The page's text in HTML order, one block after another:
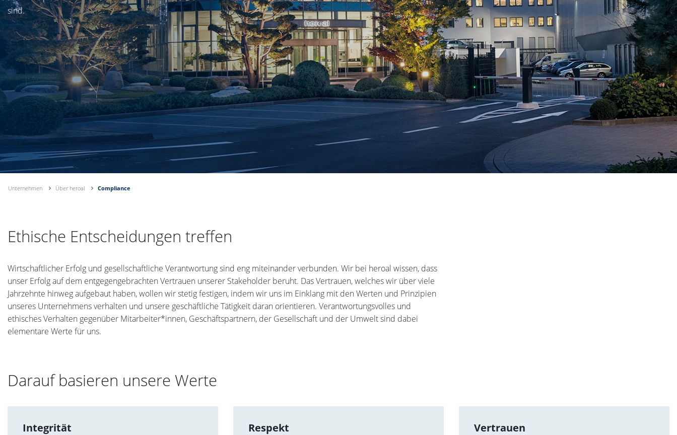
sind.
Unternehmen Über heroal Compliance
Ethische Entscheidungen treffen
Wirtschaftlicher Erfolg und gesellschaftliche Verantwortung sind eng miteinander verbunden. Wir bei heroal wissen, dass
unser Erfolg auf dem entgegengebrachten Vertrauen unserer Stakeholder beruht. Das Vertrauen, welches wir über viele
Jahrzehnte hinweg aufgebaut haben, wollen wir stetig festigen, indem wir uns im Einklang mit den Werten und Prinzipien
unseres Unternehmens verhalten und unsere geschäftliche Tätigkeit daran orientieren. Verantwortungsvolles und
ethisches Verhalten gegenüber Mitarbeiter*innen, Geschäftspartnern, der Gesellschaft und der Umwelt sind dabei
elementare Werte für uns.
Darauf basieren unsere Werte
Integrität Respekt Vertrauen